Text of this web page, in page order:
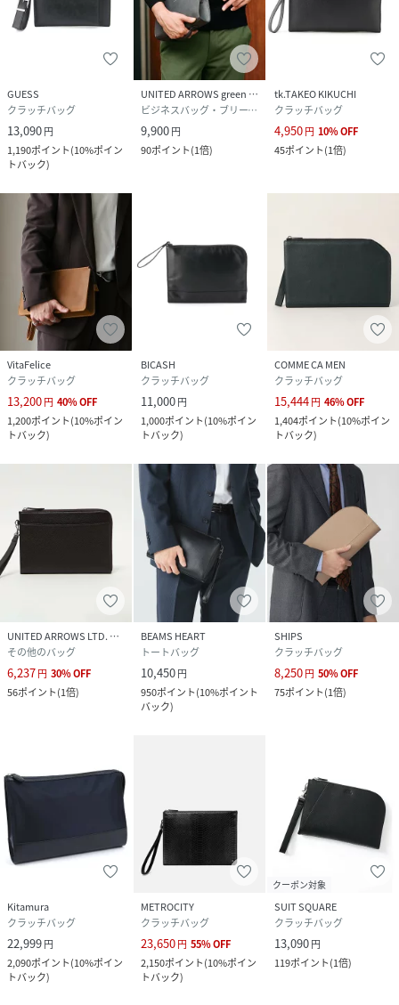
GUESS
クラッチバッグ
13,090円
1,190ポイント(10%ポイン
トバック)
UNITED ARROWS green label relaxing
ビジネスバッグ・ブリーフケース
9,900円
90ポイント(1倍)
tk.TAKEO KIKUCHI
クラッチバッグ
4,950円 10%OFF
45ポイント(1倍)
VitaFelice
クラッチバッグ
13,200円 40%OFF
1,200ポイント(10%ポイン
トバック)
BICASH
クラッチバッグ
11,000円
1,000ポイント(10%ポイン
トバック)
COMME CA MEN
クラッチバッグ
15,444円 46%OFF
1,404ポイント(10%ポイン
トバック)
UNITED ARROWS LTD. OUTLET
その他のバッグ
6,237円 30%OFF
56ポイント(1倍)
BEAMS HEART
トートバッグ
10,450円
950ポイント(10%ポイント
バック)
SHIPS
クラッチバッグ
8,250円 50%OFF
75ポイント(1倍)
Kitamura
クラッチバッグ
22,999円
2,090ポイント(10%ポイン
トバック)
METROCITY
クラッチバッグ
23,650円 55%OFF
2,150ポイント(10%ポイン
トバック)
クーポン対象
SUIT SQUARE
クラッチバッグ
13,090円
119ポイント(1倍)